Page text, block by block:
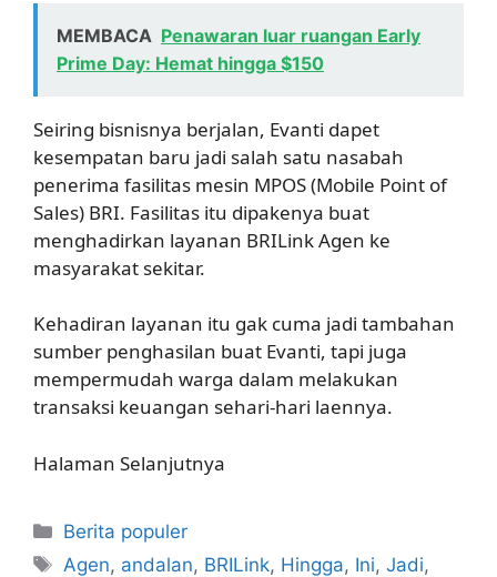
MEMBACA Penawaran luar ruangan Early
Prime Day: Hemat hingga $150
Seiring bisnisnya berjalan, Evanti dapet
kesempatan baru jadi salah satu nasabah
penerima fasilitas mesin MPOS (Mobile Point of
Sales) BRI. Fasilitas itu dipakenya buat
menghadirkan layanan BRILink Agen ke
masyarakat sekitar.
Kehadiran layanan itu gak cuma jadi tambahan
sumber penghasilan buat Evanti, tapi juga
mempermudah warga dalam melakukan
transaksi keuangan sehari-hari laennya.
Halaman Selanjutnya
Kategori
Berita populer
Tag
Agen, andalan, BRILink, Hingga, Ini,Jadi,